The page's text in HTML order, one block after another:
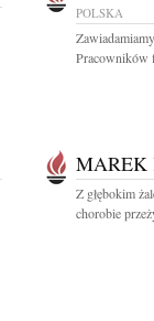
POLSKA
Pracowników
MAREK
Z głębokim
chorobie